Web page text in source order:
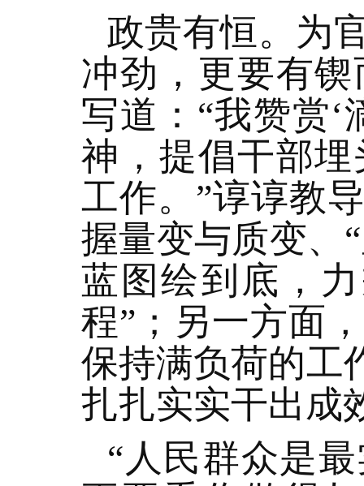
政贵有恒。为
冲劲，更要有
写道：“我赞赏
神，提倡干部
工作。”谆谆教
握量变与质变、
蓝图绘到底，
程”；另一方面
保持满负荷的工
扎扎实实干出成
“人民群众是